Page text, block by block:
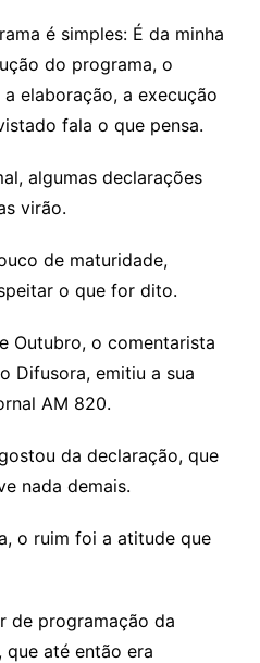
é simples: É da minha
do programa, o
elaboração, a execução
fala o que pensa.
algumas declarações
virão.
de maturidade,
o que for dito.
Outubro, o comentarista
Difusora, emitiu a sua
AM 820.
da declaração, que
nada demais.
o ruim foi a atitude que
de programação da
que até então era